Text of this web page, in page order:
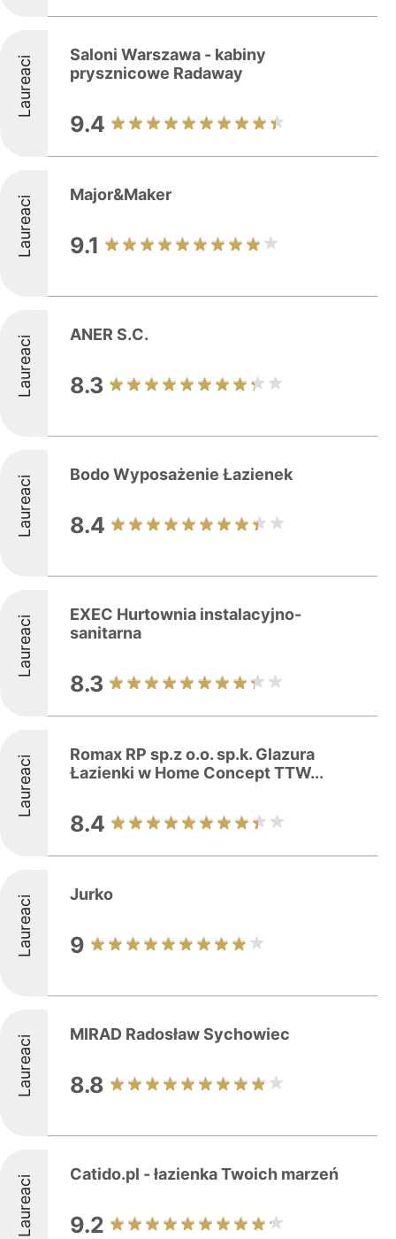
Laureaci
Saloni Warszawa - kabiny
prysznicowe Radaway
9.4
Laureaci Major&Maker
9.1
Laureaci ANER S.C.
8.3
Laureaci Bodo Wyposażenie Łazienek
8.4
Laureaci
EXEC Hurtownia instalacyjno-
sanitarna
8.3
Laureaci
Romax RP sp.z o.o. sp.k. Glazura
Łazienki w Home Concept TTW...
8.4
Laureaci Jurko
9
Laureaci MIRAD Radosław Sychowiec
8.8
Laureaci Catido.pl - łazienka Twoich marzeń
9.2